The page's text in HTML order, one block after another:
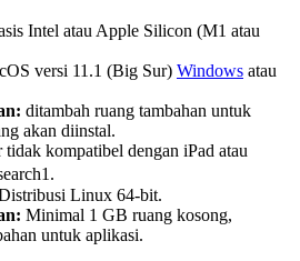
Intel atau Apple Silicon (M1 atau
versi 11.1 (Big Sur) Windows atau
ditambah ruang tambahan untuk
akan diinstal.
tidak kompatibel dengan iPad atau
Linux 64-bit.
Minimal 1 GB ruang kosong,
untuk aplikasi.